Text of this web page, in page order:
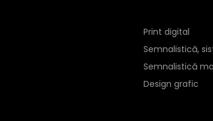
Print digital
Semnalistică,
Semnalistică
Design grafic